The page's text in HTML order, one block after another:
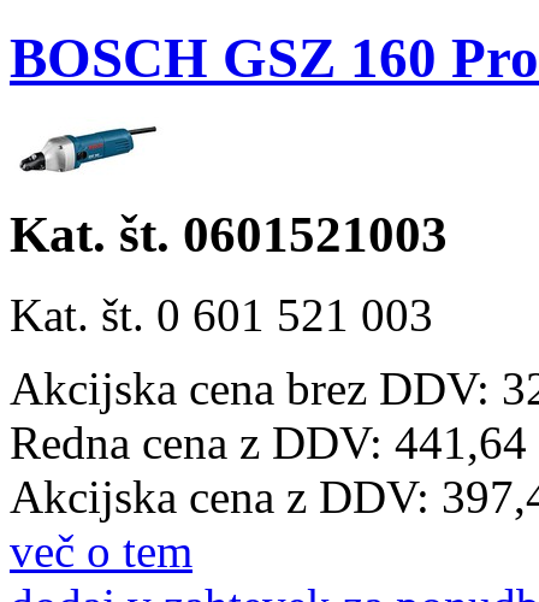
BOSCH GSZ 160
Kat. št. 0601521003
Kat. št. 0 601 521 003
Akcijska cena brez DDV:
Redna cena z DDV: 441,64
Akcijska cena z DDV:
več o tem